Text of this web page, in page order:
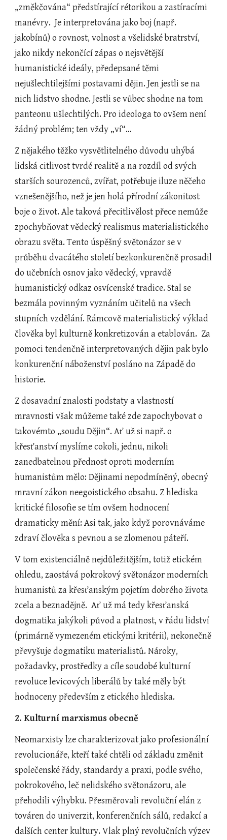
„změkčována“ předstírající rétorikou a zastíracími
manévry.  Je interpretována jako boj (např.
jakobínů) o rovnost, volnost a všelidské bratrství,
jako nikdy nekončící zápas o nejsvětější
humanistické ideály, předepsané těmi
nejušlechtilejšími postavami dějin. Jen jestli se na
nich lidstvo shodne. Jestli se vůbec shodne na tom
panteonu ušlechtilých. Pro ideologa to ovšem není
žádný problém; ten vždy „ví“…
Z nějakého těžko vysvětlitelného důvodu uhýbá
lidská citlivost tvrdé realitě a na rozdíl od svých
starších sourozenců, zvířat, potřebuje iluze něčeho
vznešenějšího, než je jen holá přírodní zákonitost
boje o život. Ale taková přecitlivělost přece nemůže
zpochybňovat vědecký realismus materialistického
obrazu světa. Tento úspěšný světonázor se v
průběhu dvacátého století bezkonkurenčně prosadil
do učebních osnov jako vědecký, vpravdě
humanistický odkaz osvícenské tradice. Stal se
bezmála povinným vyznáním učitelů na všech
stupních vzdělání. Rámcově materialistický výklad
člověka byl kulturně konkretizován a etablován.  Za
pomoci tendenčně interpretovaných dějin pak bylo
konkurenční náboženství posláno na Západě do
historie.
Z dosavadní znalosti podstaty a vlastností
mravnosti však můžeme také zde zapochybovat o
takovémto „soudu Dějin“. Ať už si např. o
křesťanství myslíme cokoli, jednu, nikoli
zanedbatelnou přednost oproti moderním
humanistům mělo: Dějinami nepodmíněný, obecný
mravní zákon neegoistického obsahu. Z hlediska
kritické filosofie se tím ovšem hodnocení
dramaticky mění: Asi tak, jako když porovnáváme
zdraví člověka s pevnou a se zlomenou páteří.
V tom existenciálně nejdůležitějším, totiž etickém
ohledu, zaostává pokrokový světonázor moderních
humanistů za křesťanským pojetím dobrého života
zcela a beznadějně.  Ať už má tedy křesťanská
dogmatika jakýkoli původ a platnost, v řádu lidství
(primárně vymezeném etickými kritérii), nekonečně
převyšuje dogmatiku materialistů. Nároky,
požadavky, prostředky a cíle soudobé kulturní
revoluce levicových liberálů by také měly být
hodnoceny především z etického hlediska.
2. Kulturní marxismus obecně
Neomarxisty lze charakterizovat jako profesionální
revolucionáře, kteří také chtěli od základu změnit
společenské řády, standardy a praxi, podle svého,
pokrokového, leč nelidského světonázoru, ale
přehodili výhybku. Přesměrovali revoluční elán z
továren do univerzit, konferenčních sálů, redakcí a
dalších center kultury. Vlak plný revolučních výzev